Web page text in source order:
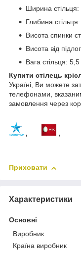
Ширина
Глибина
Висота спинки
Висота від
Вага стільця: 5,5
Купити стілець
Україні, Ви можете
телефонами,
замовлення через
, ,
Приховати
Характеристики
Основні
Виробник
Країна виробник